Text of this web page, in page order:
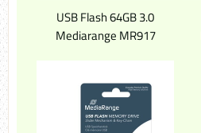
USB Flash 64GB 3.0
Mediarange MR917